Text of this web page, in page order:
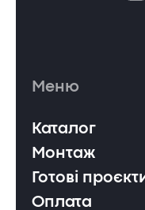
Меню
Каталог
Монтаж
Готові
Оплата